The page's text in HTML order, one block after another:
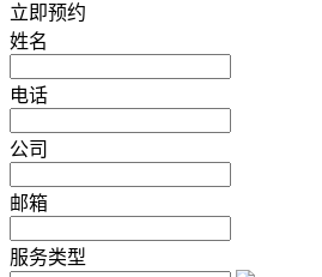
立即预约
姓名
电话
公司
邮箱
服务类型